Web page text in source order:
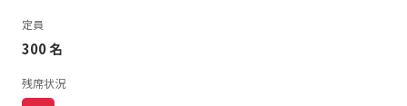
定員
300 名
残席状況